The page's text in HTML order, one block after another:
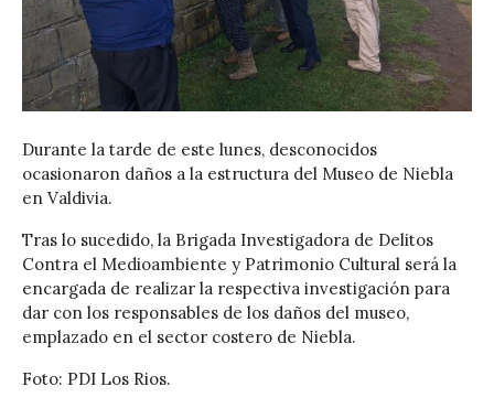
Durante la tarde de este lunes, desconocidos
ocasionaron daños a la estructura del Museo de Niebla
en Valdivia.
Tras lo sucedido, la Brigada Investigadora de Delitos
Contra el Medioambiente y Patrimonio Cultural será la
encargada de realizar la respectiva investigación para
dar con los responsables de los daños del museo,
emplazado en el sector costero de Niebla.
Foto: PDI Los Rios.